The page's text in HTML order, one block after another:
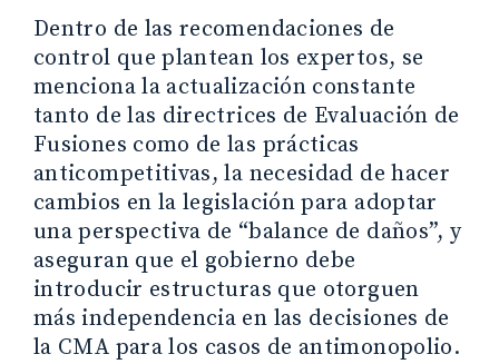
Dentro de las recomendaciones de
control que plantean los expertos, se
menciona la actualización constante
tanto de las directrices de Evaluación de
Fusiones como de las prácticas
anticompetitivas, la necesidad de hacer
cambios en la legislación para adoptar
una perspectiva de “balance de daños”, y
aseguran que el gobierno debe
introducir estructuras que otorguen
más independencia en las decisiones de
la CMA para los casos de antimonopolio.